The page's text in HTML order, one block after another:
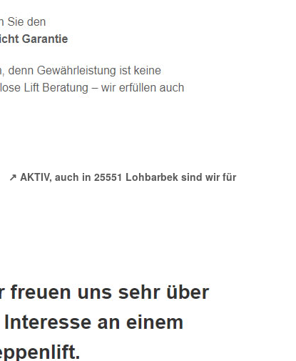
↗️ AKTIV, auch in 25551 Lohbarbek sind wir für